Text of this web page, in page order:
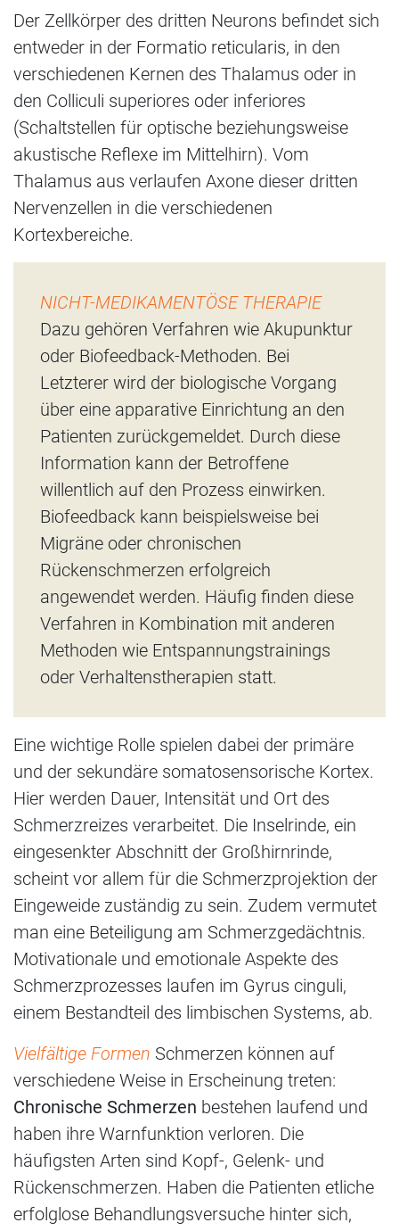
Der Zellkörper des dritten Neurons befindet sich
entweder in der Formatio reticularis, in den
verschiedenen Kernen des Thalamus oder in
den Colliculi superiores oder inferiores
(Schaltstellen für optische beziehungsweise
akustische Reflexe im Mittelhirn). Vom
Thalamus aus verlaufen Axone dieser dritten
Nervenzellen in die verschiedenen
Kortexbereiche.
NICHT-MEDIKAMENTÖSE THERAPIE
Dazu gehören Verfahren wie Akupunktur
oder Biofeedback-Methoden. Bei
Letzterer wird der biologische Vorgang
über eine apparative Einrichtung an den
Patienten zurückgemeldet. Durch diese
Information kann der Betroffene
willentlich auf den Prozess einwirken.
Biofeedback kann beispielsweise bei
Migräne oder chronischen
Rückenschmerzen erfolgreich
angewendet werden. Häufig finden diese
Verfahren in Kombination mit anderen
Methoden wie Entspannungstrainings
oder Verhaltenstherapien statt.
Eine wichtige Rolle spielen dabei der primäre
und der sekundäre somatosensorische Kortex.
Hier werden Dauer, Intensität und Ort des
Schmerzreizes verarbeitet. Die Inselrinde, ein
eingesenkter Abschnitt der Großhirnrinde,
scheint vor allem für die Schmerzprojektion der
Eingeweide zuständig zu sein. Zudem vermutet
man eine Beteiligung am Schmerzgedächtnis.
Motivationale und emotionale Aspekte des
Schmerzprozesses laufen im Gyrus cinguli,
einem Bestandteil des limbischen Systems, ab.
Vielfältige Formen Schmerzen können auf
verschiedene Weise in Erscheinung treten:
Chronische Schmerzen bestehen laufend und
haben ihre Warnfunktion verloren. Die
häufigsten Arten sind Kopf-, Gelenk- und
Rückenschmerzen. Haben die Patienten etliche
erfolglose Behandlungsversuche hinter sich,